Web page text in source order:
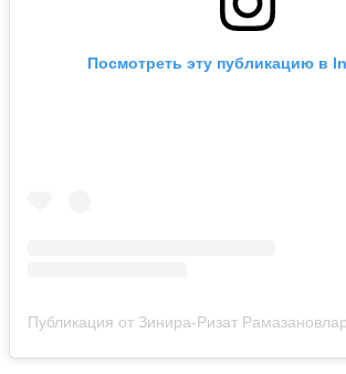
Посмотреть эту публикацию в